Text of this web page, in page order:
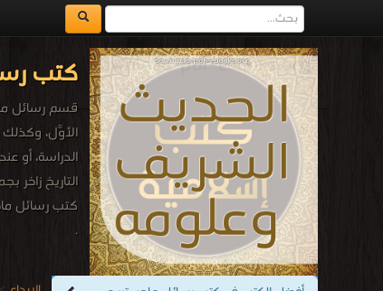
كتب
قسم رسائل
الأوَّل،
الدراسة، أو
التاريخ زاخر
كتب رسائل
.